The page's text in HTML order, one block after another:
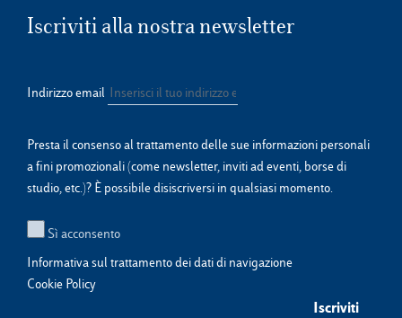
Iscriviti alla nostra newsletter
Indirizzo email
Presta il consenso al trattamento delle sue informazioni personali
a fini promozionali (come newsletter, inviti ad eventi, borse di
studio, etc.)? È possibile disiscriversi in qualsiasi momento.
Sì acconsento
Informativa sul trattamento dei dati di navigazione
Cookie Policy